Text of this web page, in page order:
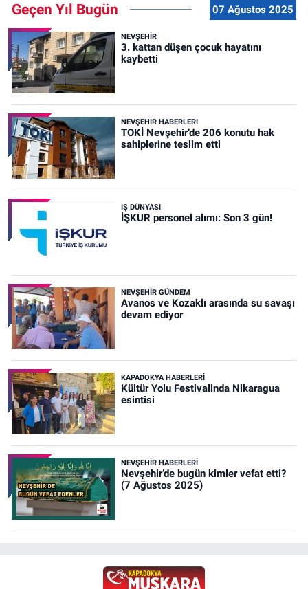
Geçen Yıl Bugün 07 Ağustos 2025
NEVŞEHIR
3. kattan düşen çocuk hayatını
kaybetti
NEVŞEHIR HABERLERI
TOKİ Nevşehir’de 206 konutu hak
sahiplerine teslim etti
İŞ DÜNYASI
İŞKUR personel alımı: Son 3 gün!
NEVŞEHIR GÜNDEM
Avanos ve Kozaklı arasında su savaşı
devam ediyor
KAPADOKYA HABERLERI
Kültür Yolu Festivalinda Nikaragua
esintisi
NEVŞEHIR HABERLERI
Nevşehir’de bugün kimler vefat etti?
(7 Ağustos 2025)